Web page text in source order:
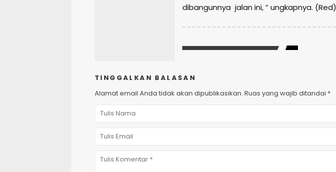
dibangunnya jalan ini, ” ungkapnya. (Red)
TINGGALKAN BALASAN
Alamat email Anda tidak akan dipublikasikan. Ruas yang wajib ditandai *